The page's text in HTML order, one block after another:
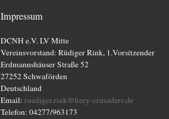
Impressum
DCNH e.V. LV Mitte
Vereinsvorstand: Rüdiger Rink, 1.Vorsitzender
Erdmannshäuser Straße 52
27252 Schwaförden
Deutschland
Email: ruediger.rink@fiery-crusaders.de
Telefon: 04277/963173